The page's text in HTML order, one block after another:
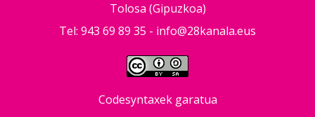
Tolosa (Gipuzkoa)
Tel: 943 69 89 35 - info@28kanala.eus
Codesyntaxek garatua